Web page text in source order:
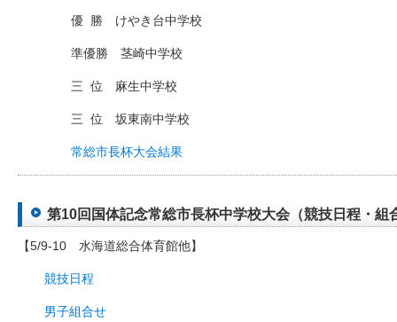
優 勝 けやき台中学校
準優勝 茎崎中学校
三 位 麻生中学校
三 位 坂東南中学校
常総市長杯大会結果
第10回国体記念常総市長杯中学校大会（競技日程・組
【5/9-10 水海道総合体育館他】
競技日程
男子組合せ